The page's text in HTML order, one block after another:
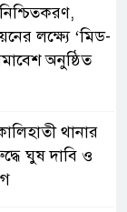
নিশ্চিতকরণ,
লক্ষ্যে ‘মিড-
অনুষ্ঠিত
থানার
ঘুষ দাবি ও